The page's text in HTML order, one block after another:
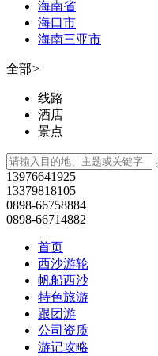
海南省
海口市
海南三亚市
全部>
线路
酒店
景点
13976641925
13379818105
0898-66758884
0898-66714882
首页
西沙游轮
帆船西沙
特色旅游
跟团游
公司资质
游记攻略